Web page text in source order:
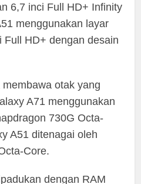
6,7 inci Full HD+ Infinity
menggunakan layar
Full HD+ dengan desain
otak yang
A71 menggunakan
730G Octa-
A51 ditenagai oleh
Core.
dengan RAM